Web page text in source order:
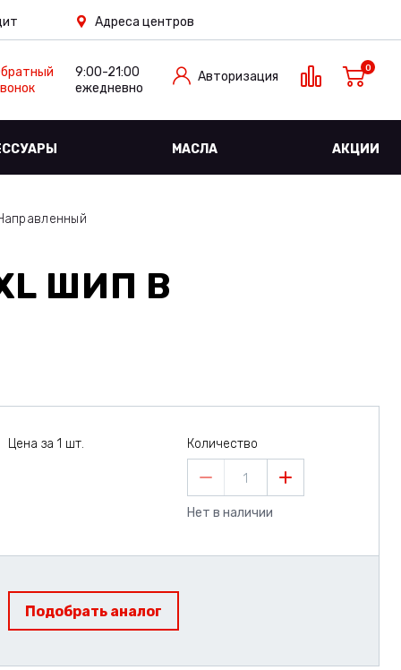
Адреса центров
9:00-21:00
ежедневно
Авторизация
0
МАСЛА АКЦИИ
ШИП В
Цена за 1 шт. Количество
1
Нет в наличии
Подобрать аналог